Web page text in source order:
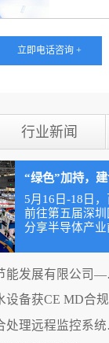
立即电话咨询 +
行业新闻
“绿色”加持，
邀你一同前往
5月16日-18日
前往第五届深圳
分享半导体产
洞察半导体市
机遇。
能发展有限公司
设备获CE MD合
处理远程监控系统